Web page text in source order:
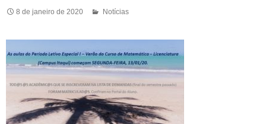
8 de janeiro de 2020 Notícias